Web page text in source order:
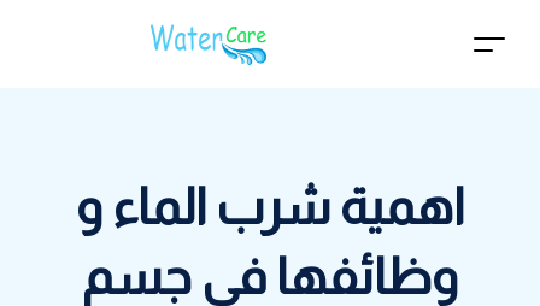
اهمية شرب الماء و
وظائفها في جسم